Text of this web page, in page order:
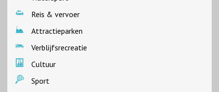
Reis & vervoer
Attractieparken
Verblijfsrecreatie
Cultuur
Sport